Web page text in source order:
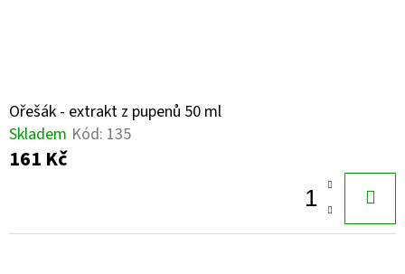
Ořešák - extrakt z pupenů 50 ml
Skladem Kód: 135
161 Kč